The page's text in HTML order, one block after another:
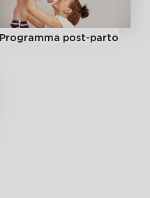
Programma post-parto